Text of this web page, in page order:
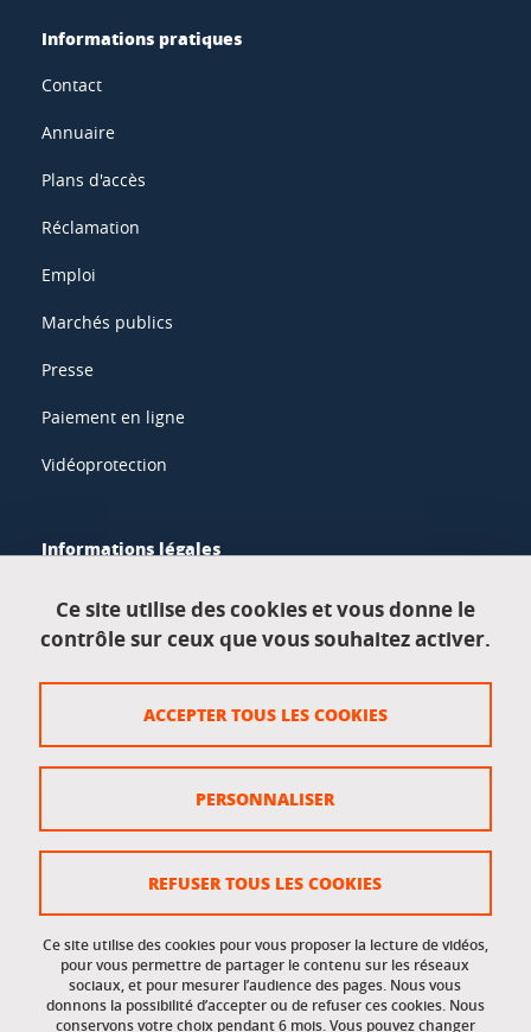
Informations pratiques
Contact
Annuaire
Plans d'accès
Réclamation
Emploi
Marchés publics
Presse
Paiement en ligne
Vidéoprotection
Informations légales
Données personnelles
Crédits
Gestion des cookies
Accessibilité : non conforme
Accès réservés
Intranet des étudiants et des personnels
Ce site utilise des cookies et vous donne le
contrôle sur ceux que vous souhaitez activer.
Ce site utilise des cookies pour vous proposer la lecture de vidéos,
pour vous permettre de partager le contenu sur les réseaux
sociaux, et pour mesurer l’audience des pages. Nous vous
donnons la possibilité d’accepter ou de refuser ces cookies. Nous
conservons votre choix pendant 6 mois. Vous pouvez changer
ACCEPTER TOUS LES COOKIES
REFUSER TOUS LES COOKIES
PERSONNALISER